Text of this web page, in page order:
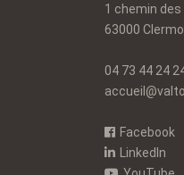
1 chemin
63000
04 73 44 24
Facebook
LinkedIn